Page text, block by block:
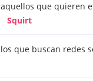
aquellos que quieren
Squirt
los que buscan redes